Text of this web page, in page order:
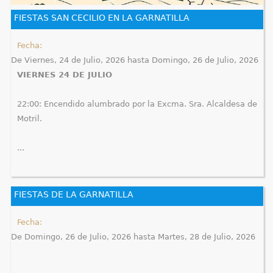
e
t
t
e
d
FIESTAS SAN CECILIO EN LA GARNATILLA
Fecha:
De Viernes, 24 de Julio, 2026hasta Domingo, 26 de Julio, 2026
VIERNES 24 DE JULIO
22:00: Encendido alumbrado por la Excma. Sra. Alcaldesa de
Motril.
...
FIESTAS DE LA GARNATILLA
Fecha:
De Domingo, 26 de Julio, 2026hasta Martes, 28 de Julio, 2026